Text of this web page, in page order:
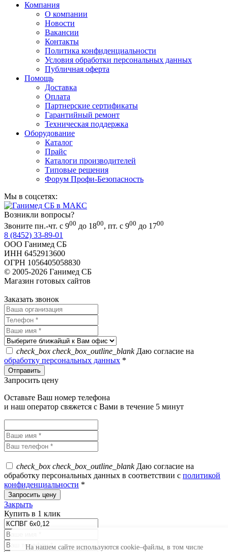
На нашем сайте используются cookie–файлы, в том числе
Компания
О компании
Новости
Вакансии
Контакты
Политика конфиденциальности
Условия обработки персональных данных
Публичная оферта
Помощь
Доставка
Оплата
Партнерские сертификаты
Гарантийный ремонт
Техническая поддержка
Оборудование
Каталог
Прайс
Каталоги производителей
Типовые решения
Форум Профи-Безопасность
Мы в соцсетях:
Возникли вопросы?
Звоните пн.-чт. с 900 до 1800, пт. с 900 до 1700
8 (8452) 33-89-01
ООО Ганимед СБ
ИНН 6452913600
ОГРН 1056405058830
© 2005-2026 Ганимед СБ
Магазин готовых сайтов
Заказать звонок
check_box check_box_outline_blankДаю согласие на
обработку персональных данных *
Запросить цену
Оставьте Ваш номер телефона
и наш оператор свяжется с Вами в течение 5 минут
check_box check_box_outline_blankДаю согласие на
обработку персональных данных в соответствии с политикой
конфиденциальности *
Закрыть
Купить в 1 клик